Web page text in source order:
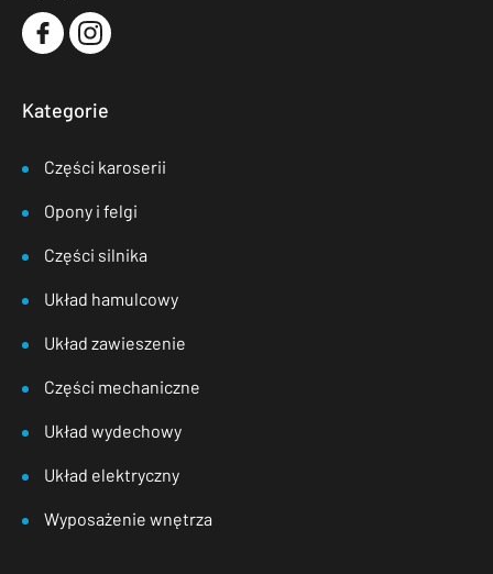
Kategorie
Części karoserii
Opony i felgi
Części silnika
Układ hamulcowy
Układ zawieszenie
Części mechaniczne
Układ wydechowy
Układ elektryczny
Wyposażenie wnętrza